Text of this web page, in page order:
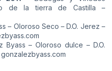
de la tierra de Castilla –
– Oloroso Seco – D.O. Jerez –
Byass – Oloroso dulce – D.O.
gonzalezbyass.com